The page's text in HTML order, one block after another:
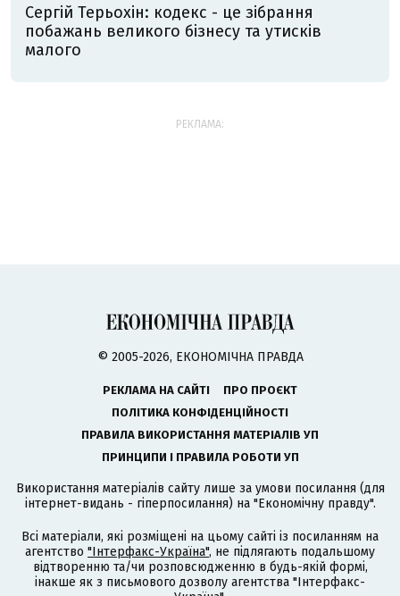
Сергій Терьохін: кодекс - це зібрання
побажань великого бізнесу та утисків
малого
РЕКЛАМА:
© 2005-2026, ЕКОНОМІЧНА ПРАВДА
РЕКЛАМА НА САЙТІ
ПРО ПРОЄКТ
ПОЛІТИКА КОНФІДЕНЦІЙНОСТІ
ПРАВИЛА ВИКОРИСТАННЯ МАТЕРІАЛІВ УП
ПРИНЦИПИ І ПРАВИЛА РОБОТИ УП
Використання матеріалів сайту лише за умови посилання (для
інтернет-видань - гіперпосилання) на "Економічну правду".
Всі матеріали, які розміщені на цьому сайті із посиланням на
агентство "Інтерфакс-Україна", не підлягають подальшому
відтворенню та/чи розповсюдженню в будь-якій формі,
інакше як з письмового дозволу агентства "Інтерфакс-